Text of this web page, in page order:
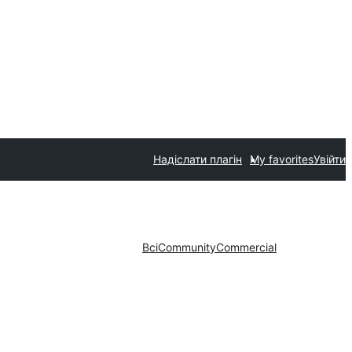
Надіслати плагін My favoritesУвійти
ВсіCommunityCommercial